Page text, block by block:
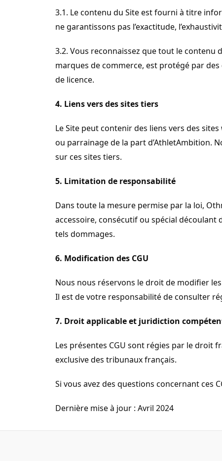
3.1. Le contenu du Site est fourni à titre
ne garantissons pas l’exactitude,
3.2. Vous reconnaissez que tout le contenu
marques de commerce, est protégé par
de licence.
4. Liens vers des sites tiers
Le Site peut contenir des liens vers des
ou parrainage de la part d’AthletAmbition.
sur ces sites tiers.
5. Limitation de responsabilité
Dans toute la mesure permise par la loi,
accessoire, consécutif ou spécial découlant
tels dommages.
6. Modification des CGU
Nous nous réservons le droit de modifier
Il est de votre responsabilité de consulter
7. Droit applicable et juridiction
Les présentes CGU sont régies par le droit
exclusive des tribunaux français.
Si vous avez des questions concernant ces
Dernière mise à jour : Avril 2024